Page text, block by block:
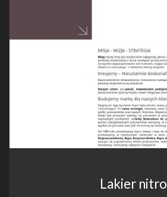
Lakier nitro